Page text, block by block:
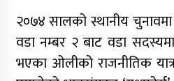
२०७४ सालको स्थानीय चुनावमा
वडा नम्बर २ बाट वडा
भएका ओलीको राजनीतिक